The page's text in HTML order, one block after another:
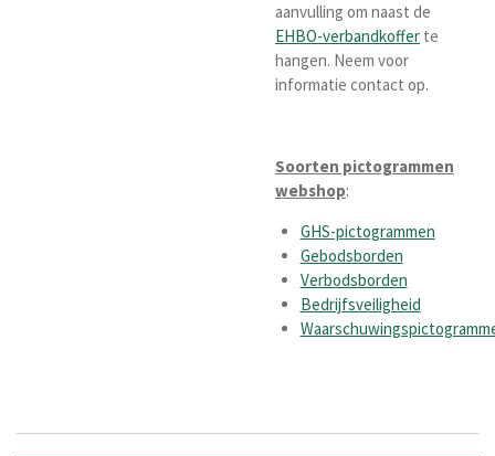
aanvulling om naast de
EHBO-verbandkoffer te
hangen. Neem voor
informatie contact op.
Soorten pictogrammen
webshop:
GHS-pictogrammen
Gebodsborden
Verbodsborden
Bedrijfsveiligheid